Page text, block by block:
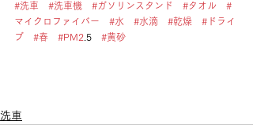
#洗車 #洗車機 #ガソリンスタンド #タオル
#
マイクロファイバー
#水 #水滴 #乾燥
#ドライ
ブ
#春 #PM2 .5 #黄砂
洗車